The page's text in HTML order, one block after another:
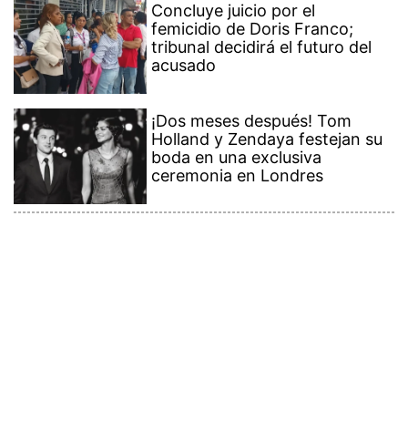
Concluye juicio por el
femicidio de Doris Franco;
tribunal decidirá el futuro del
acusado
¡Dos meses después! Tom
Holland y Zendaya festejan su
boda en una exclusiva
ceremonia en Londres